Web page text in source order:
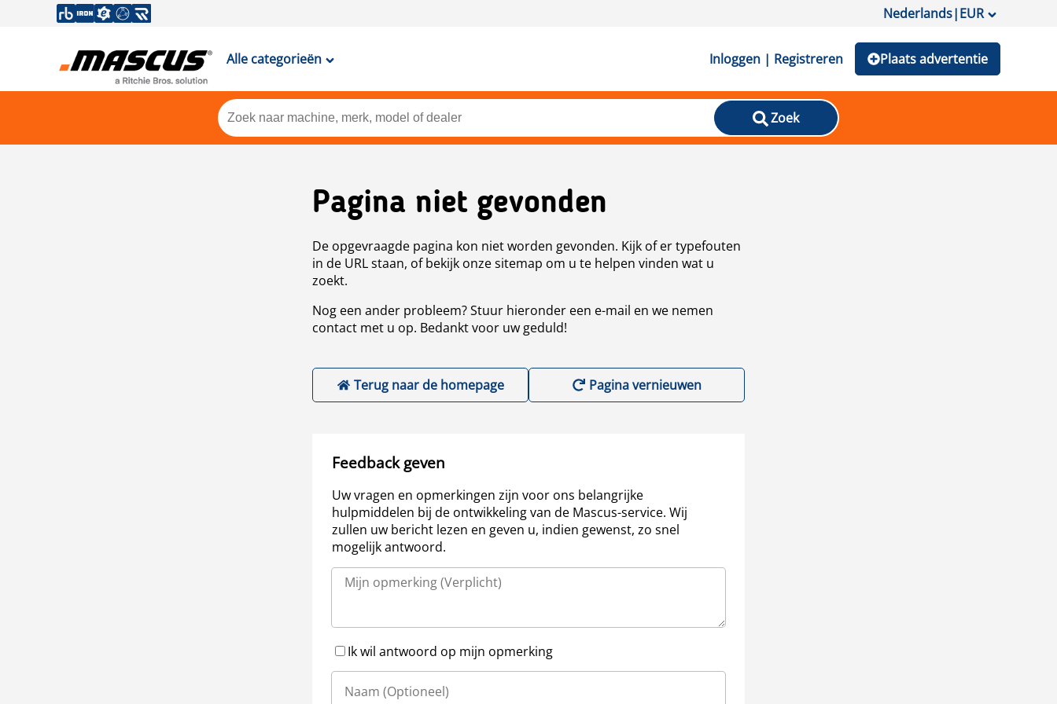
Nederlands|EUR
Alle categorieën Inloggen | Registreren Plaats advertentie
Zoek
Pagina niet gevonden
De opgevraagde pagina kon niet worden gevonden. Kijk of er typefouten
in de URL staan, of bekijk onze sitemap om u te helpen vinden wat u
zoekt.
Nog een ander probleem? Stuur hieronder een e-mail en we nemen
contact met u op. Bedankt voor uw geduld!
Terug naar de homepage Pagina vernieuwen
Feedback geven
Uw vragen en opmerkingen zijn voor ons belangrijke
hulpmiddelen bij de ontwikkeling van de Mascus-service. Wij
zullen uw bericht lezen en geven u, indien gewenst, zo snel
mogelijk antwoord.
Ik wil antwoord op mijn opmerking